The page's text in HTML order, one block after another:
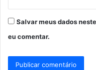
Salvar meus dados
eu comentar.